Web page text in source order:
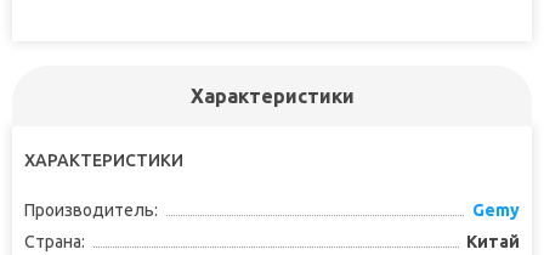
Характеристики
ХАРАКТЕРИСТИКИ
Производитель:
Gemy
Страна:
Китай